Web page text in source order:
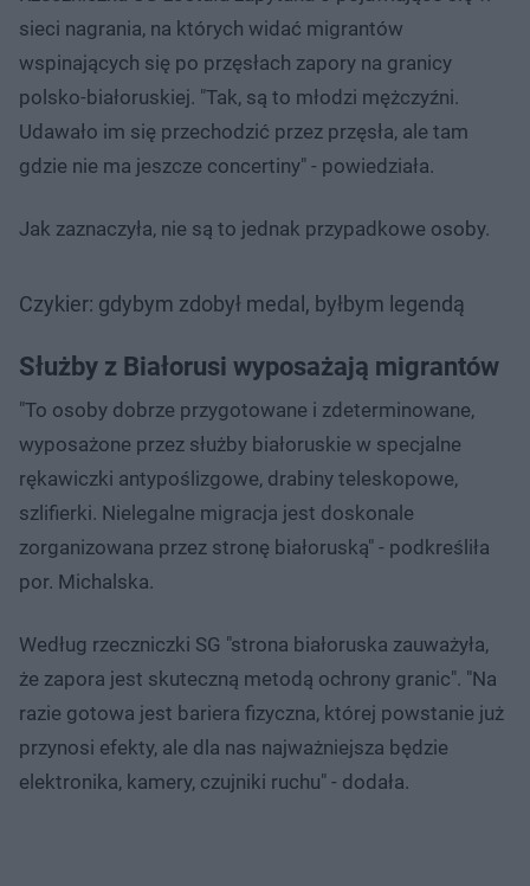
sieci nagrania, na których widać migrantów
wspinających się po przęsłach zapory na granicy
polsko-białoruskiej. "Tak, są to młodzi mężczyźni.
Udawało im się przechodzić przez przęsła, ale tam
gdzie nie ma jeszcze concertiny" - powiedziała.
Jak zaznaczyła, nie są to jednak przypadkowe osoby.
Czykier: gdybym zdobył medal, byłbym legendą
Służby z Białorusi wyposażają migrantów
"To osoby dobrze przygotowane i zdeterminowane,
wyposażone przez służby białoruskie w specjalne
rękawiczki antypoślizgowe, drabiny teleskopowe,
szlifierki. Nielegalne migracja jest doskonale
zorganizowana przez stronę białoruską" - podkreśliła
por. Michalska.
Według rzeczniczki SG "strona białoruska zauważyła,
że zapora jest skuteczną metodą ochrony granic". "Na
razie gotowa jest bariera fizyczna, której powstanie już
przynosi efekty, ale dla nas najważniejsza będzie
elektronika, kamery, czujniki ruchu" - dodała.